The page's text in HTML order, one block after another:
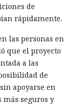
de
rápidamente.
las personas en
que el proyecto
a las
de
apoyarse en
más seguros y